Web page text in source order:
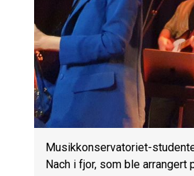
Musikkonservatoriet-
Nach i fjor, som ble arrangert